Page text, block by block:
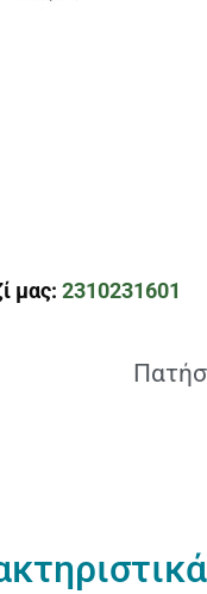
μας: 2310231601